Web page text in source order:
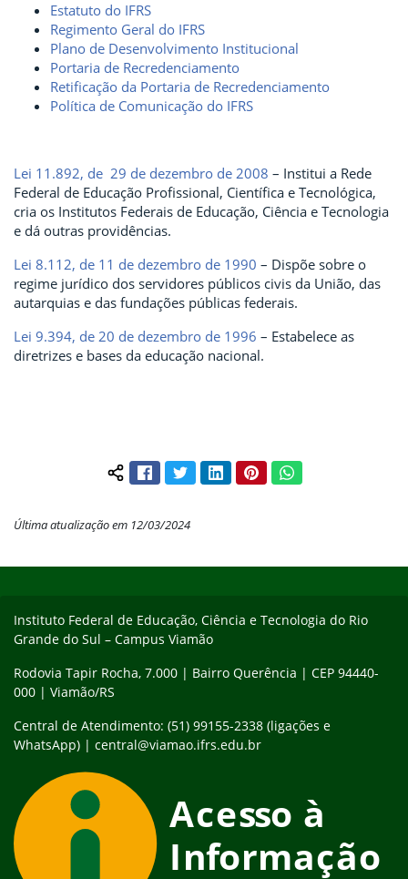
Estatuto do IFRS
Regimento Geral do IFRS
Plano de Desenvolvimento Institucional
Portaria de Recredenciamento
Retificação da Portaria de Recredenciamento
Política de Comunicação do IFRS
Lei 11.892, de 29 de dezembro de 2008 – Institui a Rede
Federal de Educação Profissional, Científica e Tecnológica,
cria os Institutos Federais de Educação, Ciência e Tecnologia
e dá outras providências.
Lei 8.112, de 11 de dezembro de 1990 – Dispõe sobre o
regime jurídico dos servidores públicos civis da União, das
autarquias e das fundações públicas federais.
Lei 9.394, de 20 de dezembro de 1996 – Estabelece as
diretrizes e bases da educação nacional.
Compartilhar conteúdo:
FacebookTwitterLinkedInPinterestWhatsApp
Última atualização em 12/03/2024
Instituto Federal de Educação, Ciência e Tecnologia do Rio
Grande do Sul – Campus Viamão
Rodovia Tapir Rocha, 7.000 | Bairro Querência | CEP 94440-
000 | Viamão/RS
Central de Atendimento: (51) 99155-2338 (ligações e
WhatsApp) | central@viamao.ifrs.edu.br